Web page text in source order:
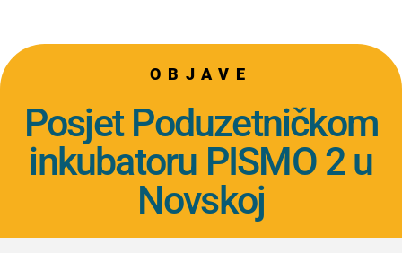
OBJAVE
Posjet Poduzetničkom
inkubatoru PISMO 2 u
Novskoj